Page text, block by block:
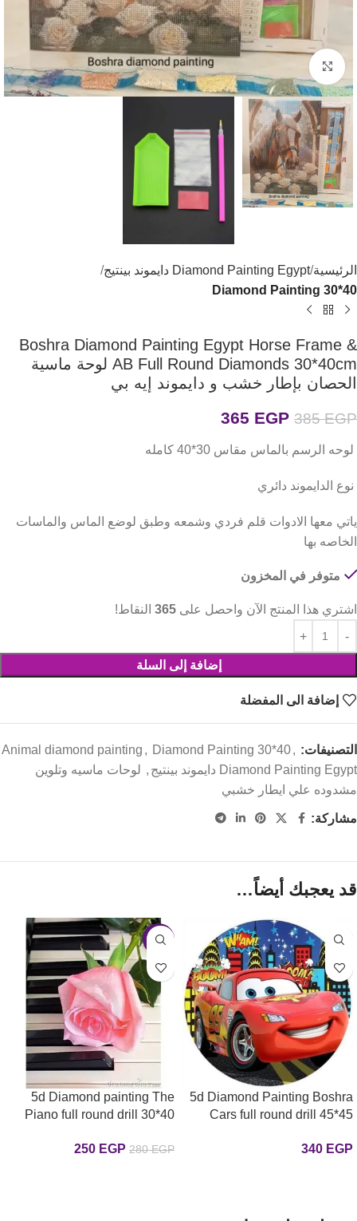
اضغط للتكبير
الرئيسية Diamond Painting Egypt دايموند بينتيج
Diamond Painting 30*40
Boshra Diamond Painting Egypt Horse Frame &
AB Full Round Diamonds 30*40cm لوحة ماسية
الحصان بإطار خشب و دايموند إيه بي
385EGP
365 EGP
لوحه الرسم بالماس مقاس 30*40 كامله
نوع الدايموند دائري
ياتي معها الادوات قلم فردي وشمعه وطبق لوضع الماس والماسات
الخاصه بها
متوفر في المخزون
اشتري هذا المنتج الآن واحصل على 365 النقاط!
إضافة إلى السلة
إضافة الى المفضلة
التصنيفات: Animal diamond painting , Diamond Painting 30*40,
Diamond Painting Egypt دايموند بينتيج
, لوحات ماسيه وتلوين
مشدوده علي ايطار خشبي
مشاركة:
قد يعجبك أيضاً…
5d Diamond Painting Boshra
Cars full round drill 45*45
340 EGP
-11%
5d Diamond painting The
Piano full round drill 30*40
280EGP
250 EGP